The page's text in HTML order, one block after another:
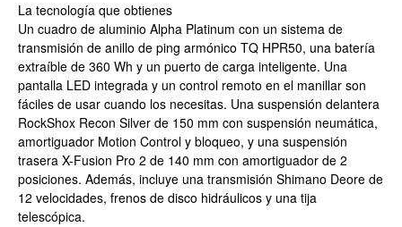
La tecnología que obtienes
Un cuadro de aluminio Alpha Platinum con un sistema de
transmisión de anillo de ping armónico TQ HPR50, una batería
extraíble de 360 ​​Wh y un puerto de carga inteligente. Una
pantalla LED integrada y un control remoto en el manillar son
fáciles de usar cuando los necesitas. Una suspensión delantera
RockShox Recon Silver de 150 mm con suspensión neumática,
amortiguador Motion Control y bloqueo, y una suspensión
trasera X-Fusion Pro 2 de 140 mm con amortiguador de 2
posiciones. Además, incluye una transmisión Shimano Deore de
12 velocidades, frenos de disco hidráulicos y una tija
telescópica.